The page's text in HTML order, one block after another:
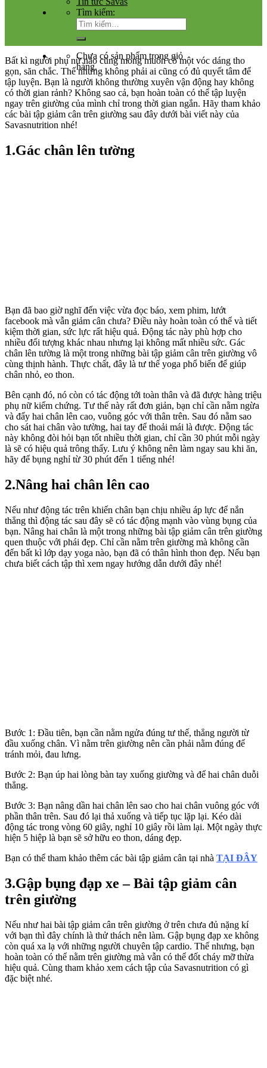
Tìm kiếm:
Chưa có sản phẩm trong giỏ
hàng.
Bất kì người phụ nữ nào cũng mong muốn có một vóc dáng tho
gọn, săn chắc. Thế nhưng không phải ai cũng có đủ quyết tâm để
tập luyện. Bạn là người không thường xuyên vận động hay không
có thời gian rảnh? Không sao cả, bạn hoàn toàn có thể tập luyện
ngay trên giường của mình chỉ trong thời gian ngắn. Hãy tham khảo
các bài tập giảm cân trên giường sau đây dưới bài viết này của
Savasnutrition nhé!
1.Gác chân lên tường
Bạn đã bao giờ nghĩ đến việc vừa đọc báo, xem phim, lướt
facebook mà vẫn giảm cân chưa? Điều này hoàn toàn có thể và tiết
kiệm thời gian, sức lực rất hiệu quả. Động tác này phù hợp cho
nhiều đối tượng khác nhau nhưng lại không mất nhiều sức. Gác
chân lên tường là một trong những bài tập giảm cân trên giường vô
cùng thịnh hành. Thực chất, đây là tư thế yoga phổ biến để giúp
chân nhỏ, eo thon.
Bên cạnh đó, nó còn có tác động tới toàn thân và đã được hàng triệu
phụ nữ kiểm chứng. Tư thế này rất đơn giản, bạn chỉ cần nằm ngừa
và đẩy hai chân lên cao, vuông góc với thân trên. Sau đó nằm sao
cho sát hai chân vào tường, hai tay để thoải mái là được. Động tác
này không đòi hỏi bạn tốt nhiều thời gian, chỉ cần 30 phút mỗi ngày
là sẽ có hiệu quả trông thấy. Lưu ý không nên làm ngay sau khi ăn,
hãy để bụng nghỉ từ 30 phút đến 1 tiếng nhé!
2.Nâng hai chân lên cao
Nếu như động tác trên khiến chân bạn chịu nhiều áp lực để nắn
thẳng thì động tác sau đây sẽ có tác động mạnh vào vùng bụng của
bạn. Nâng hai chân là một trong những bài tập giảm cân trên giường
quen thuộc với phái đẹp. Chỉ cần nằm trên giường mà không cần
đến bất kì lớp dạy yoga nào, bạn đã có thân hình thon đẹp. Nếu bạn
chưa biết cách tập thì xem ngay hướng dẫn dưới đây nhé!
Bước 1: Đầu tiên, bạn cần nằm ngửa đúng tư thế, thẳng người từ
đầu xuống chân. Vì nằm trên giường nên cần phải nằm đúng để
tránh mỏi, đau lưng.
Bước 2: Bạn úp hai lòng bàn tay xuống giường và để hai chân duỗi
thẳng.
Bước 3: Bạn nâng dần hai chân lên sao cho hai chân vuông góc với
phần thân trên. Sau đó lại thả xuống và tiếp tục lặp lại. Kéo dài
động tác trong vòng 60 giây, nghỉ 10 giây rồi làm lại. Một ngày thực
hiện 5 hiệp là bạn sẽ sở hữu eo thon, dáng đẹp.
Bạn có thể tham khảo thêm các bài tập giảm cân tại nhà TẠI ĐÂY
3.Gập bụng đạp xe – Bài tập giảm cân
trên giường
Nếu như hai bài tập giảm cân trên giường ở trên chưa đủ nặng kí
với bạn thì đây chính là thử thách nên làm. Gập bụng đạp xe không
còn quá xa lạ với những người chuyên tập cardio. Thế nhưng, bạn
hoàn toàn có thể nằm trên giường mà vẫn có thể đốt cháy mỡ thừa
hiệu quả. Cùng tham khảo xem cách tập của Savasnutrition có gì
đặc biệt nhé.